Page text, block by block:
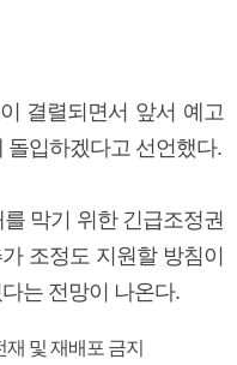
결렬되면서 앞서 예고
돌입하겠다고 선언했다.
막기 위한 긴급조정권
조정도 지원할 방침이
는 전망이 나온다.
및 재배포 금지